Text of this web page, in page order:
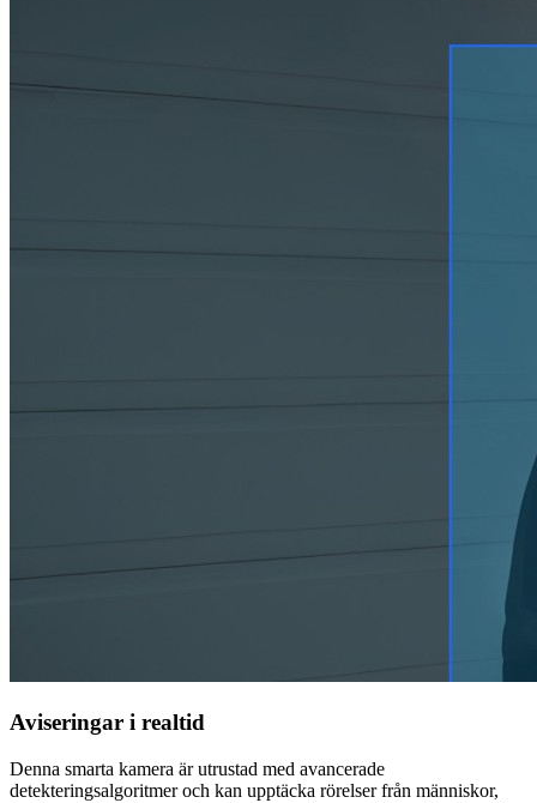
Aviseringar i realtid
Denna smarta kamera är utrustad med avancerade
detekteringsalgoritmer och kan upptäcka rörelser från människor,